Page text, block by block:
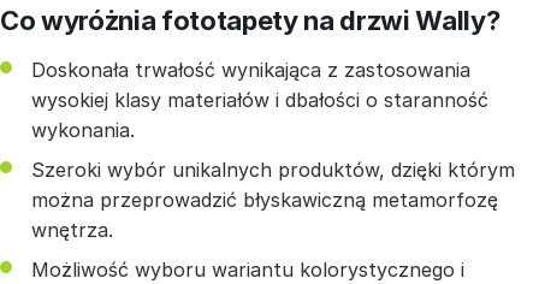
Co wyróżnia fototapety na drzwi Wally?
Doskonała trwałość wynikająca z zastosowania
wysokiej klasy materiałów i dbałości o staranność
wykonania.
Szeroki wybór unikalnych produktów, dzięki którym
można przeprowadzić błyskawiczną metamorfozę
wnętrza.
Możliwość wyboru wariantu kolorystycznego i